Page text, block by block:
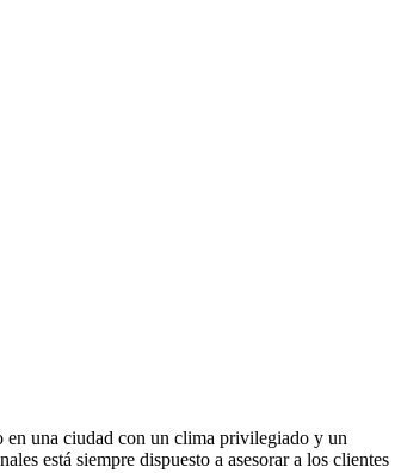
en una ciudad con un clima privilegiado y un
está siempre dispuesto a asesorar a los clientes